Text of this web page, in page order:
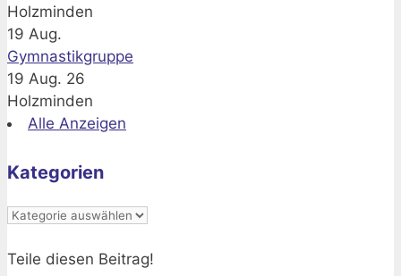
Holzminden
19 Aug.
Gymnastikgruppe
19 Aug. 26
Holzminden
Alle Anzeigen
Kategorien
Kategorien
Teile diesen Beitrag!